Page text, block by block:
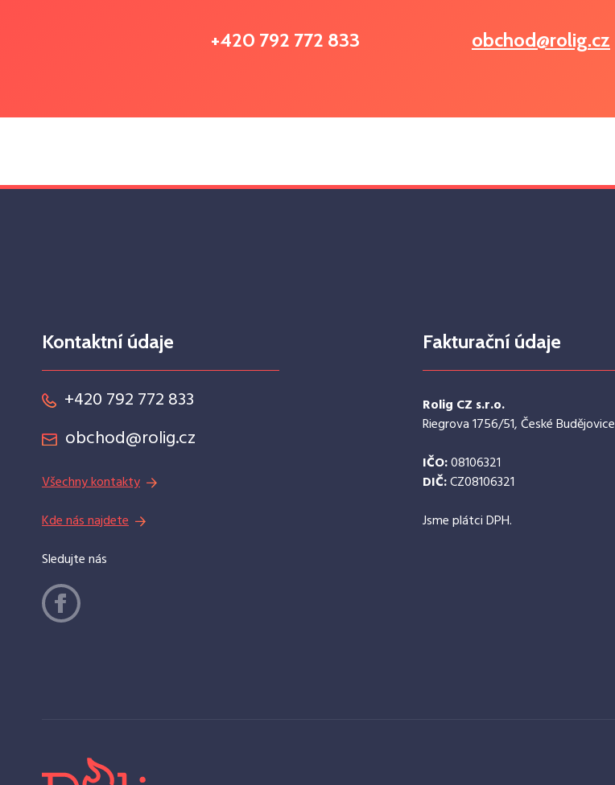
+420 792 772 833 obchod@rolig.cz
Kontaktní údaje
+420 792 772 833
obchod@rolig.cz
Všechny kontakty
Kde nás najdete
Sledujte nás
Fakturační údaje
Rolig CZ s.r.o.
Riegrova 1756/51, České Budějovice
IČO:08106321
DIČ:CZ08106321
Jsme plátci DPH.